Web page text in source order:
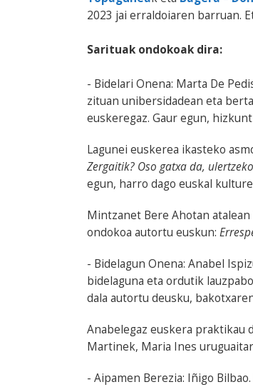
2023 jai erraldoiaren barruan.
Sarituak ondokoak dira:
- Bidelari Onena: Marta De
zituan unibersidadean eta
euskeregaz. Gaur egun,
Lagunei euskerea ikasteko
Zergaitik? Oso gatxa da,
egun, harro dago euskal
Mintzanet Bere Ahotan
ondokoa autortu euskun:
- Bidelagun Onena: Anabel
bidelaguna eta ordutik
dala autortu deusku,
Anabelegaz euskera praktikau
Martinek, Maria Ines
- Aipamen Berezia: Iñigo